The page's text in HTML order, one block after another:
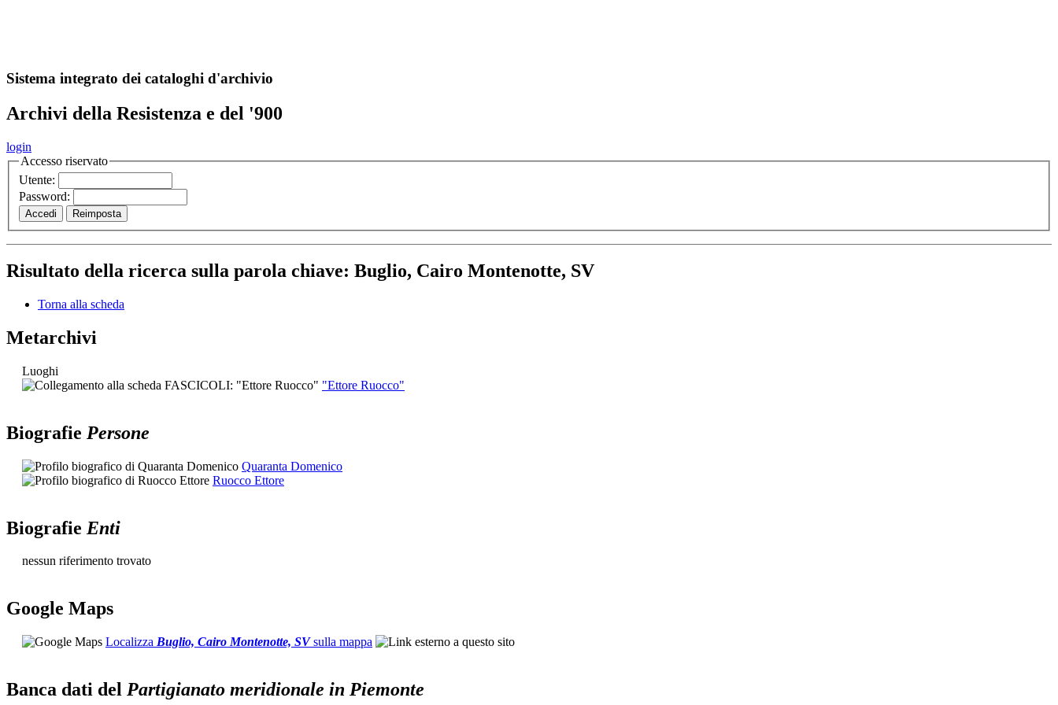
Sistema integrato dei cataloghi d'archivio
Archivi della Resistenza e del '900
login
Accesso riservato
Utente:
Password:
Risultato della ricerca sulla parola chiave: Buglio, Cairo Montenotte, SV
Torna alla scheda
Metarchivi
Luoghi
"Ettore Ruocco"
Biografie Persone
Quaranta Domenico
Ruocco Ettore
Biografie Enti
nessun riferimento trovato
Google Maps
Localizza Buglio, Cairo Montenotte, SVsulla mappa
Banca dati del Partigianato meridionale in Piemonte